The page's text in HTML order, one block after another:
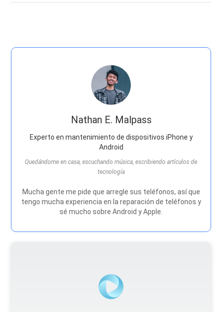
Nathan E. Malpass
Experto en mantenimiento de dispositivos iPhone y
Android
Quedándome en casa, escuchando música, escribiendo artículos de
tecnología
Mucha gente me pide que arregle sus teléfonos, así que
tengo mucha experiencia en la reparación de teléfonos y
sé mucho sobre Android y Apple.